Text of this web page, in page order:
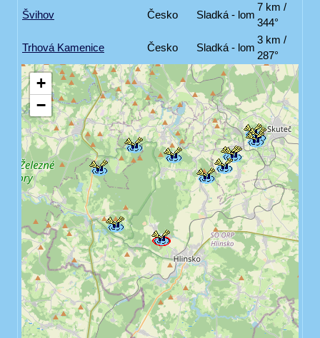
Švihov Česko Sladká - lom
7 km /
344°
Trhová Kamenice Česko Sladká - lom
3 km /
287°